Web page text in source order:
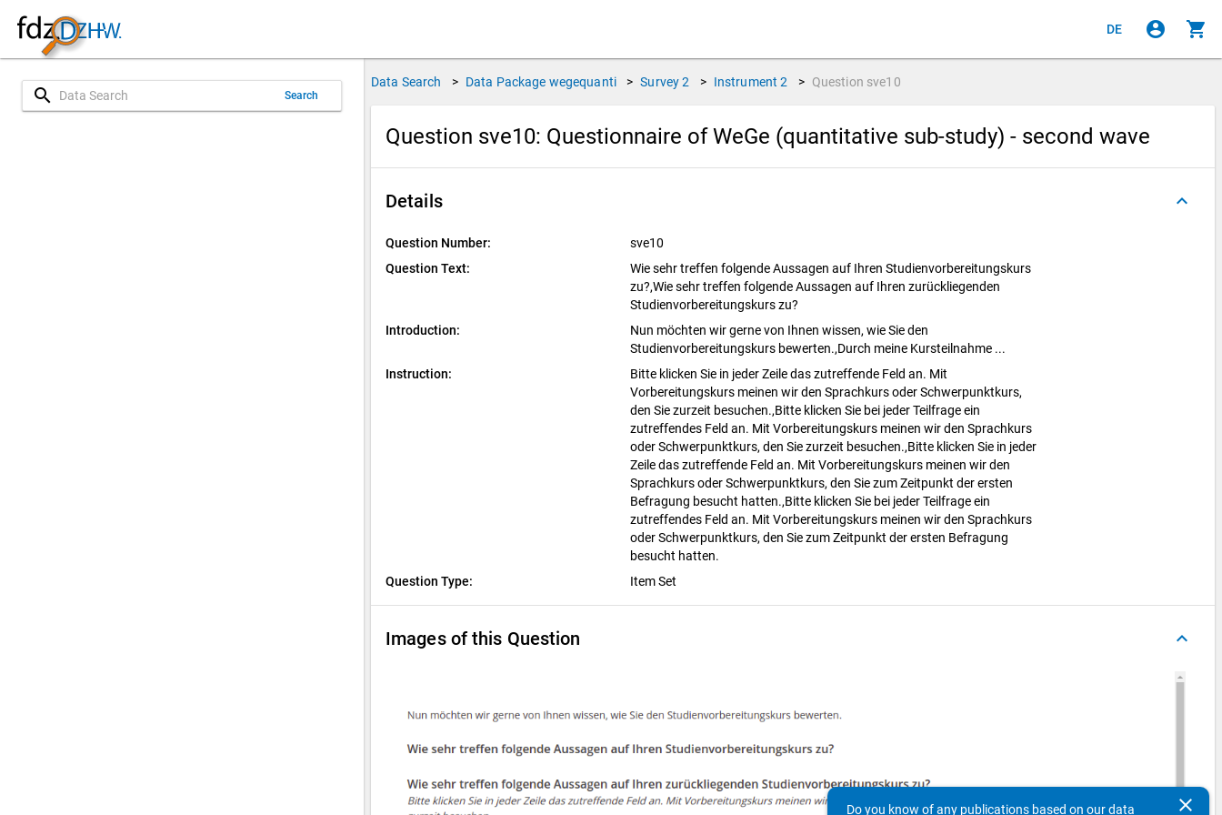
DE account_circle shopping_cart
search Search
Data Search > Data Package wegequanti > Survey 2 > Instrument 2 > Question sve10
Question sve10: Questionnaire of WeGe (quantitative sub-study) - second wave
Details keyboard_arrow_up
Question Number:
sve10
Question Text:
Wie sehr treffen folgende Aussagen auf Ihren Studienvorbereitungskurs
zu?,Wie sehr treffen folgende Aussagen auf Ihren zurückliegenden
Studienvorbereitungskurs zu?
Introduction:
Nun möchten wir gerne von Ihnen wissen, wie Sie den
Studienvorbereitungskurs bewerten.,Durch meine Kursteilnahme ...
Instruction:
Bitte klicken Sie in jeder Zeile das zutreffende Feld an. Mit
Vorbereitungskurs meinen wir den Sprachkurs oder Schwerpunktkurs,
den Sie zurzeit besuchen.,Bitte klicken Sie bei jeder Teilfrage ein
zutreffendes Feld an. Mit Vorbereitungskurs meinen wir den Sprachkurs
oder Schwerpunktkurs, den Sie zurzeit besuchen.,Bitte klicken Sie in jeder
Zeile das zutreffende Feld an. Mit Vorbereitungskurs meinen wir den
Sprachkurs oder Schwerpunktkurs, den Sie zum Zeitpunkt der ersten
Befragung besucht hatten.,Bitte klicken Sie bei jeder Teilfrage ein
zutreffendes Feld an. Mit Vorbereitungskurs meinen wir den Sprachkurs
oder Schwerpunktkurs, den Sie zum Zeitpunkt der ersten Befragung
besucht hatten.
Question Type:
Item Set
Images of this Question keyboard_arrow_up
clear
Do you know of any publications based on our data